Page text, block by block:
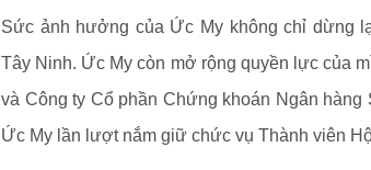
Sức ảnh hưởng của Ức My không chỉ dừng
Tây Ninh. Ức My còn mở rộng quyền lực của
và Công ty Cổ phần Chứng khoán Ngân
Ức My lần lượt nắm giữ chức vụ Thành viên